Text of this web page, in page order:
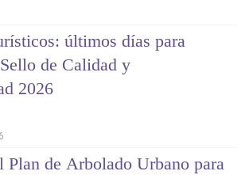
últimos días para
de Calidad y
2026
Plan de Arbolado Urbano para